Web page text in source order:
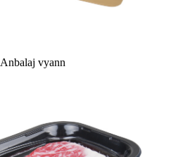
Anbalaj vyann